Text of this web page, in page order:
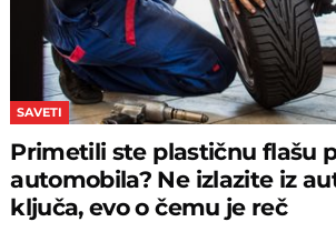
SAVETI
Primetili ste plastičnu flašu
automobila? Ne izlazite iz
ključa, evo o čemu je reč